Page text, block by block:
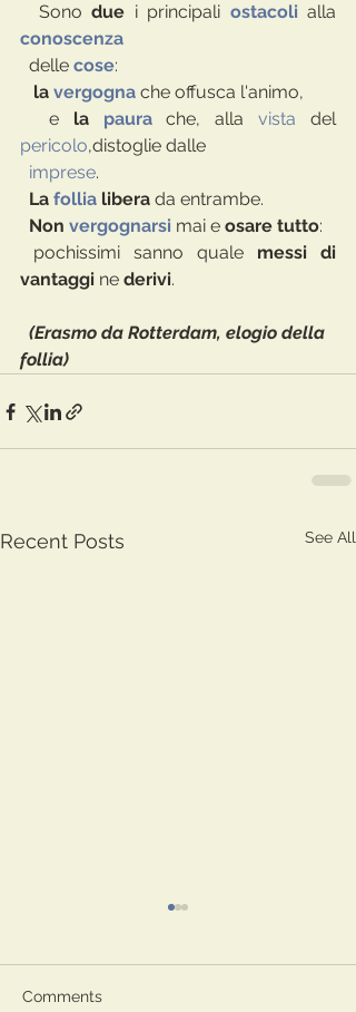
Sono due i principali ostacoli
conoscenza
delle cose:
   la
vergogna che offusca l'animo,
e la paura che, alla vista
del
pericolo,distoglie dalle
imprese.
La follia libera da entrambe.
Non vergognarsi mai e osare tutto:
pochissimi sanno quale messi di
vantaggi ne derivi.
follia)
Recent Posts See All
Comments